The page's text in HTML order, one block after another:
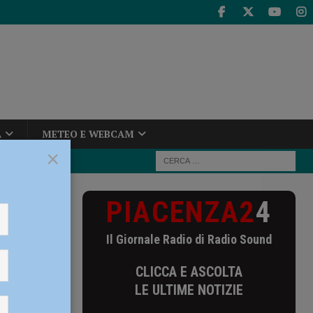
METEO E WEBCAM
PIACENZA24
Il Giornale Radio di Radio Sound
CLICCA E ASCOLTA
LE ULTIME NOTIZIE
×